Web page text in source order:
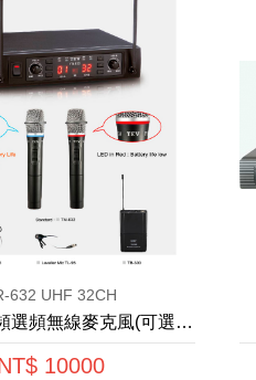
632 UHF 32CH
【TEV】雙頻選頻無線麥克風(可選配)
10000